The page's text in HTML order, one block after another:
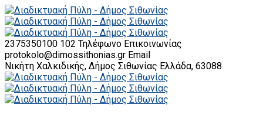
2375350100 102 Τηλέφωνο Επικοινωνίας
protokolo@dimossithonias.gr Email
Νικήτη Χαλκιδικής, Δήμος Σιθωνίας Ελλάδα, 63088